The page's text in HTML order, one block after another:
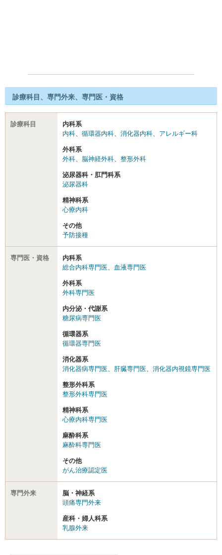
診療科目、専門外来、専門医・資格
診療科目
内科系
内科
循環器内科 消化器内科 アレルギー科
外科系
外科
脳神経外科 整形外科
泌尿器科・肛門科系
泌尿器科
精神科系
心療内科
その他
予防接種
専門医・資格
内科系
総合内科専門医
血液専門医
外科系
外科専門医
内分泌・代謝系
糖尿病専門医
循環器系
循環器専門医
消化器系
消化器病専門医
肝臓専門医 消化器内視鏡専門医
整形外科系
整形外科専門医
精神科系
心療内科専門医
麻酔科系
麻酔科専門医
その他
がん治療認定医
専門外来
脳・神経系
頭痛専門外来
産科・婦人科系
乳腺外来